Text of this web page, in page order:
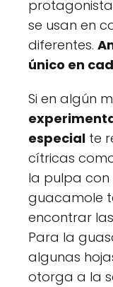
se usan en
diferentes.
único en
Si en algún
especial te
cítricas
la pulpa con
guacamole
encontrar
Para la
algunas
otorga a la